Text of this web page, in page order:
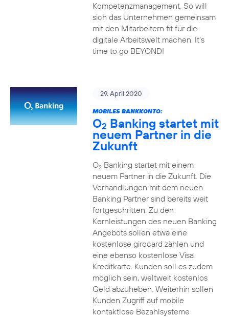
Kompetenzmanagement. So will
sich das Unternehmen gemeinsam
mit den Mitarbeitern fit für die
digitale Arbeitswelt machen. It’s
time to go BEYOND!
29. April 2020
MOBILES BANKKONTO:
O2 Banking startet mit
neuem Partner in die
Zukunft
O2Banking startet mit einem
neuem Partner in die Zukunft. Die
Verhandlungen mit dem neuen
Banking Partner sind bereits weit
fortgeschritten. Zu den
Kernleistungen des neuen Banking
Angebots sollen etwa eine
kostenlose girocard zählen und
eine ebenso kostenlose Visa
Kreditkarte. Kunden soll es zudem
möglich sein, weltweit kostenlos
Geld abzuheben. Weiterhin sollen
Kunden Zugriff auf mobile
kontaktlose Bezahlsysteme